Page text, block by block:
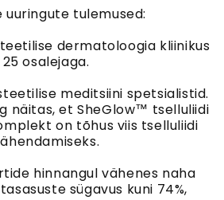
uuringute tulemused:
dermatoloogia kliinikus
25 osalejaga.
meditsiini spetsialistid.
näitas, etSheGlow™ tselluliidi
on tõhus viis tselluliidi
hinnangul vähenes naha
sügavus kuni 74%,